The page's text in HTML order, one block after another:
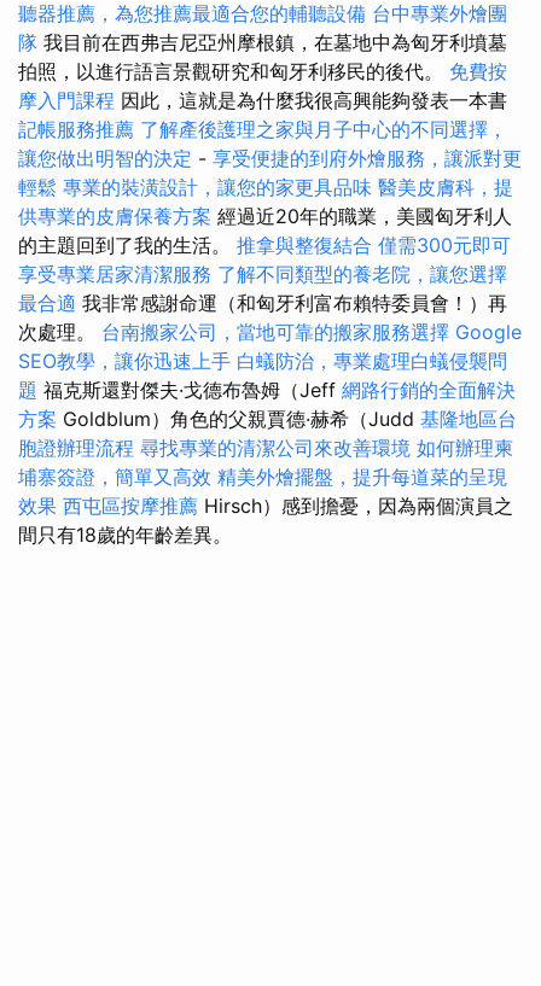
聽器推薦，為您推薦最適合您的輔聽設備 台中專業外燴團
隊 我目前在西弗吉尼亞州摩根鎮，在墓地中為匈牙利墳墓
拍照，以進行語言景觀研究和匈牙利移民的後代。 免費按
摩入門課程 因此，這就是為什麼我很高興能夠發表一本書
記帳服務推薦 了解產後護理之家與月子中心的不同選擇，
讓您做出明智的決定 - 享受便捷的到府外燴服務，讓派對更
輕鬆 專業的裝潢設計，讓您的家更具品味 醫美皮膚科，提
供專業的皮膚保養方案 經過近20年的職業，美國匈牙利人
的主題回到了我的生活。 推拿與整復結合 僅需300元即可
享受專業居家清潔服務 了解不同類型的養老院，讓您選擇
最合適 我非常感謝命運（和匈牙利富布賴特委員會！）再
次處理。 台南搬家公司，當地可靠的搬家服務選擇 Google
SEO教學，讓你迅速上手 白蟻防治，專業處理白蟻侵襲問
題 福克斯還對傑夫·戈德布魯姆（Jeff 網路行銷的全面解決
方案 Goldblum）角色的父親賈德·赫希（Judd 基隆地區台
胞證辦理流程 尋找專業的清潔公司來改善環境 如何辦理柬
埔寨簽證，簡單又高效 精美外燴擺盤，提升每道菜的呈現
效果 西屯區按摩推薦 Hirsch）感到擔憂，因為兩個演員之
間只有18歲的年齡差異。